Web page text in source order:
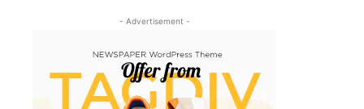
- Advertisement -